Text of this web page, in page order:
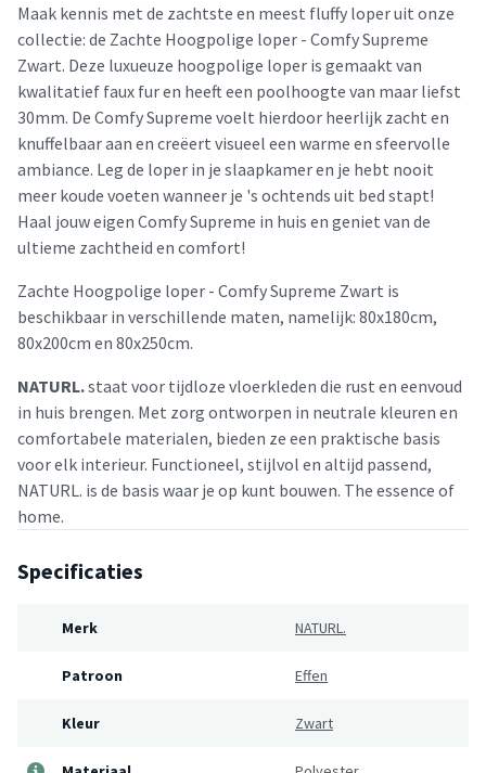
Maak kennis met de zachtste en meest fluffy loper uit onze
collectie: de Zachte Hoogpolige loper - Comfy Supreme
Zwart. Deze luxueuze hoogpolige loper is gemaakt van
kwalitatief faux fur en heeft een poolhoogte van maar liefst
30mm. De Comfy Supreme voelt hierdoor heerlijk zacht en
knuffelbaar aan en creëert visueel een warme en sfeervolle
ambiance. Leg de loper in je slaapkamer en je hebt nooit
meer koude voeten wanneer je 's ochtends uit bed stapt!
Haal jouw eigen Comfy Supreme in huis en geniet van de
ultieme zachtheid en comfort!
Zachte Hoogpolige loper - Comfy Supreme Zwart is
beschikbaar in verschillende maten, namelijk: 80x180cm,
80x200cm en 80x250cm.
NATURL.staat voor tijdloze vloerkleden die rust en eenvoud
in huis brengen. Met zorg ontworpen in neutrale kleuren en
comfortabele materialen, bieden ze een praktische basis
voor elk interieur. Functioneel, stijlvol en altijd passend,
NATURL. is de basis waar je op kunt bouwen. The essence of
home.
Specificaties
Merk NATURL.
Patroon Effen
Kleur Zwart